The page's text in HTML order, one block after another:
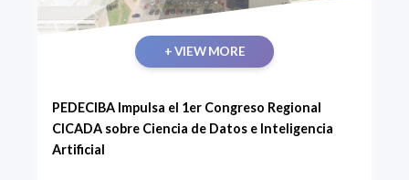
+ VIEW MORE
PEDECIBA Impulsa el 1er Congreso Regional
CICADA sobre Ciencia de Datos e Inteligencia
Artificial